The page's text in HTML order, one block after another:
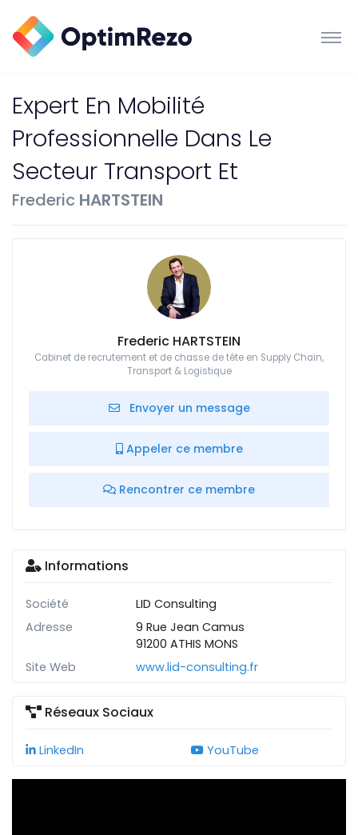
Expert En Mobilité
Professionnelle Dans Le
Secteur Transport Et
Frederic HARTSTEIN
Frederic HARTSTEIN
Cabinet de recrutement et de chasse de tête en Supply Chain,
Transport & Logistique
Envoyer un message
Appeler ce membre
Rencontrer ce membre
Informations
Société
LID Consulting
Adresse
9 Rue Jean Camus
91200 ATHIS MONS
Site Web
www.lid-consulting.fr
Réseaux Sociaux
LinkedIn YouTube